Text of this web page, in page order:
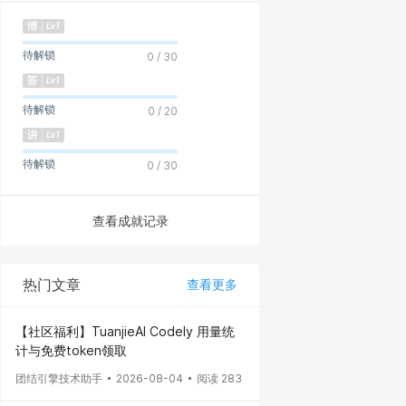
待解锁 0 / 30
待解锁 0 / 20
待解锁 0 / 30
查看成就记录
热门文章 查看更多
【社区福利】TuanjieAI Codely 用量统
计与免费token领取
团结引擎技术助手 2026-08-04 阅读 283